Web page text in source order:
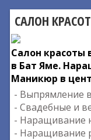
САЛОН
Салон красоты
в Бат Яме.
Маникюр в
- Выпрямление
- Свадебные и
- Наращивание
- Наращивание